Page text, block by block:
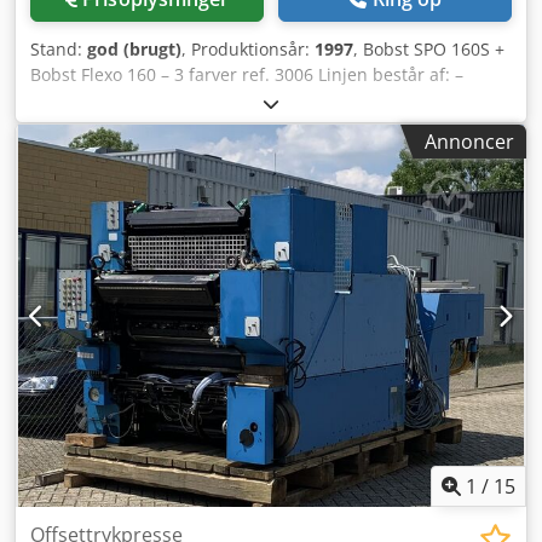
Stand: god (brugt), Produktionsår: 1997, Bobst SPO 160S +
Bobst Flexo 160 – 3 farver ref. 3006 Linjen består af: –
Bobst Easyloader – 3 x Bobst 160 flexo-enheder med
vakuumtransport – arkoverførsel – Bobst SPO 160S –
breakers Maksimal arkstørrelse – 1600x1100mm Cedpfx
Aoy U D Nxsdtorf Maksimal kapacitet – 5500 ark/time
Annoncer
1 / 15
Offsettrykpresse